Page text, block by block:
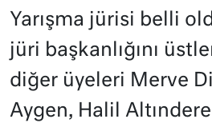
Yarışma jürisi belli
jüri başkanlığını
diğer üyeleri Merve
Aygen, Halil